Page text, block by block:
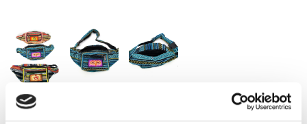
Riñonera de colores